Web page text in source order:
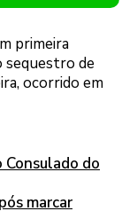
primeira
sequestro de
ocorrido em
do
marcar